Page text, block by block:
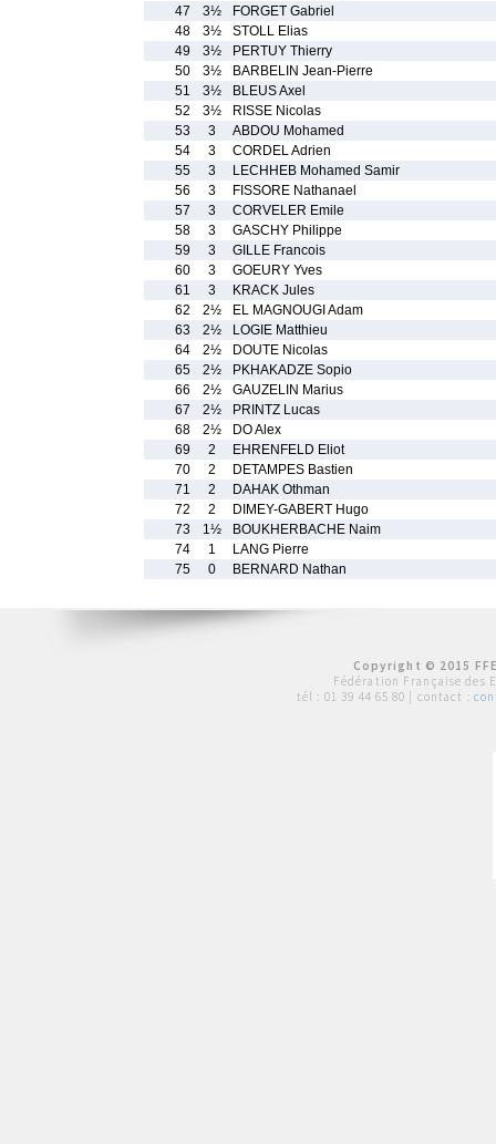
47
3½
FORGET Gabriel
48
3½
STOLL Elias
49
3½
PERTUY Thierry
50
3½
BARBELIN Jean-Pierre
51
3½
BLEUS Axel
52
3½
RISSE Nicolas
53
3
ABDOU Mohamed
54
3
CORDEL Adrien
55
3
LECHHEB Mohamed Samir
56
3
FISSORE Nathanael
57
3
CORVELER Emile
58
3
GASCHY Philippe
59
3
GILLE Francois
60
3
GOEURY Yves
61
3
KRACK Jules
62
2½
EL MAGNOUGI Adam
63
2½
LOGIE Matthieu
64
2½
DOUTE Nicolas
65
2½
PKHAKADZE Sopio
66
2½
GAUZELIN Marius
67
2½
PRINTZ Lucas
68
2½
DO Alex
69
2
EHRENFELD Eliot
70
2
DETAMPES Bastien
71
2
DAHAK Othman
72
2
DIMEY-GABERT Hugo
73
1½
BOUKHERBACHE Naim
74
1
LANG Pierre
75
0 BERNARD Nathan
Copyright © 2015
Fédération Française des
tél : 01 39 44 65 80 | contact :